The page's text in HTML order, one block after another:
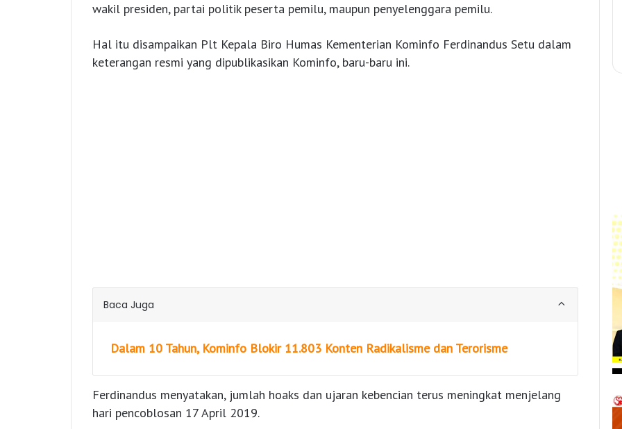
wakil presiden, partai politik peserta pemilu, maupun penyelenggara pemilu.
Hal itu disampaikan Plt Kepala Biro Humas Kementerian Kominfo Ferdinandus Setu dalam
keterangan resmi yang dipublikasikan Kominfo, baru-baru ini.
Baca Juga
Dalam 10 Tahun, Kominfo Blokir 11.803 Konten Radikalisme dan Terorisme
Ferdinandus menyatakan, jumlah hoaks dan ujaran kebencian terus meningkat menjelang
hari pencoblosan 17 April 2019.